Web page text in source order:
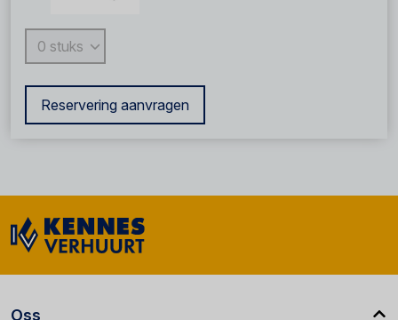
Reservering aanvragen
Oss